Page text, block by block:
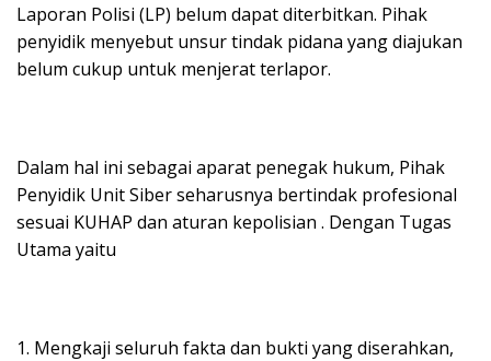
Laporan Polisi (LP) belum dapat diterbitkan. Pihak
penyidik menyebut unsur tindak pidana yang diajukan
belum cukup untuk menjerat terlapor.
Dalam hal ini sebagai aparat penegak hukum, Pihak
Penyidik Unit Siber seharusnya bertindak profesional
sesuai KUHAP dan aturan kepolisian . Dengan Tugas
Utama yaitu
1. Mengkaji seluruh fakta dan bukti yang diserahkan,